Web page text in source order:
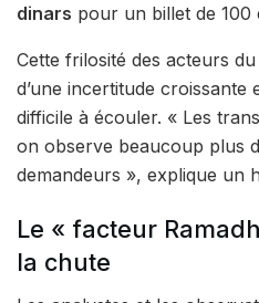
dinars pour un billet de 100
Cette frilosité des acteurs
d’une incertitude croissante
difficile à écouler. « Les
on observe beaucoup plus
demandeurs », explique un
Le « facteur
la chute